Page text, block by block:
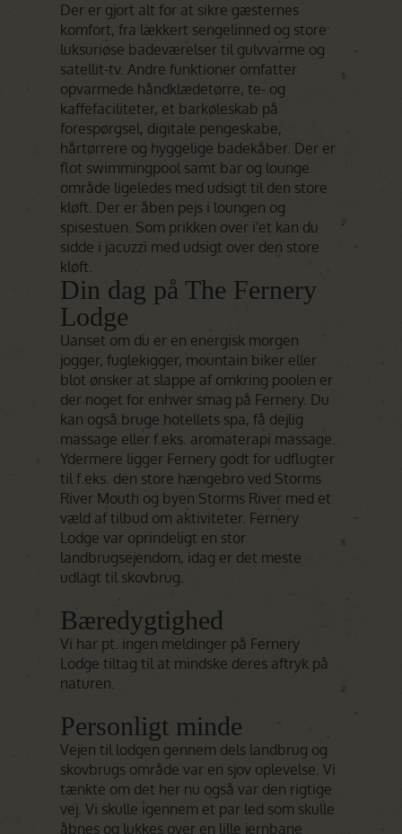
Der er gjort alt for at sikre gæsternes
komfort, fra lækkert sengelinned og store
luksuriøse badeværelser til gulvvarme og
satellit-tv. Andre funktioner omfatter
opvarmede håndklædetørre, te- og
kaffefaciliteter, et barkøleskab på
forespørgsel, digitale pengeskabe,
hårtørrere og hyggelige badekåber. Der er
flot swimmingpool samt bar og lounge
område ligeledes med udsigt til den store
kløft. Der er åben pejs i loungen og
spisestuen. Som prikken over i'et kan du
sidde i jacuzzi med udsigt over den store
kløft.
Din dag på The Fernery
Lodge
Uanset om du er en energisk morgen
jogger, fuglekigger, mountain biker eller
blot ønsker at slappe af omkring poolen er
der noget for enhver smag på Fernery. Du
kan også bruge hotellets spa, få dejlig
massage eller f.eks. aromaterapi massage.
Ydermere ligger Fernery godt for udflugter
til f.eks. den store hængebro ved Storms
River Mouth og byen Storms River med et
væld af tilbud om aktiviteter. Fernery
Lodge var oprindeligt en stor
landbrugsejendom, idag er det meste
udlagt til skovbrug.
Bæredygtighed
Vi har pt. ingen meldinger på Fernery
Lodge tiltag til at mindske deres aftryk på
naturen.
Personligt minde
Vejen til lodgen gennem dels landbrug og
skovbrugs område var en sjov oplevelse. Vi
tænkte om det her nu også var den rigtige
vej. Vi skulle igennem et par led som skulle
åbnes og lukkes over en lille jernbane